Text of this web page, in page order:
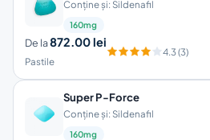
Conține și: Sildenafil
160mg
De la872.00 lei
Pastile
4.3 (3)
Super P-Force
Conține și: Sildenafil
160mg